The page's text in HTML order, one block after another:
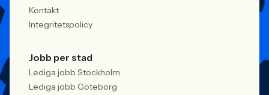
Kontakt
Integritetspolicy
Jobb per stad
Lediga jobb Stockholm
Lediga jobb Göteborg